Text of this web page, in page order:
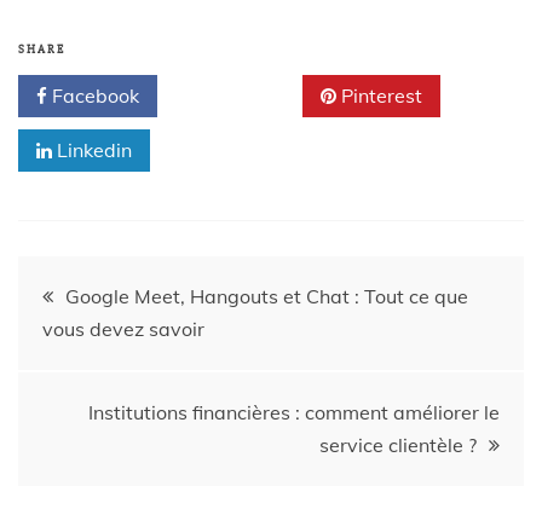
SHARE
Facebook Pinterest
Linkedin
Google Meet, Hangouts et Chat : Tout ce que
vous devez savoir
Institutions financières : comment améliorer le
service clientèle ?